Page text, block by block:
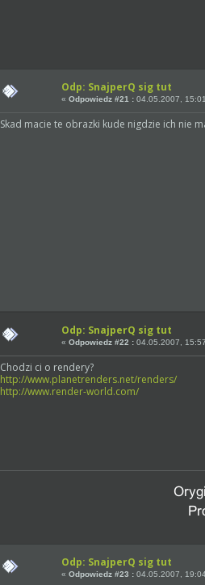
Odp: SnajperQ sig tut
«Odpowiedz #21 : 04.05.2007,
Skad macie te obrazki kude nigdzie ich nie
Odp: SnajperQ sig tut
«Odpowiedz #22 : 04.05.2007,
Chodzi ci o rendery?
http://www.planetrenders.net/renders/
http://www.render-world.com/
Odp: SnajperQ sig tut
«Odpowiedz #23 : 04.05.2007,